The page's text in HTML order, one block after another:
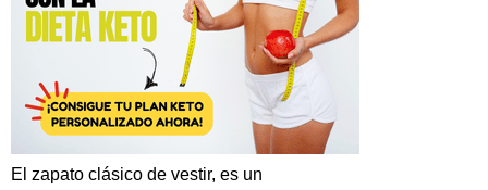
El zapato clásico de vestir, es un